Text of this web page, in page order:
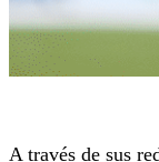
A través de sus